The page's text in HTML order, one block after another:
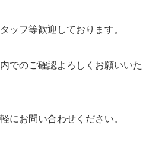
ッフ等歓迎しております。
でのご確認よろしくお願いいた
にお問い合わせください。